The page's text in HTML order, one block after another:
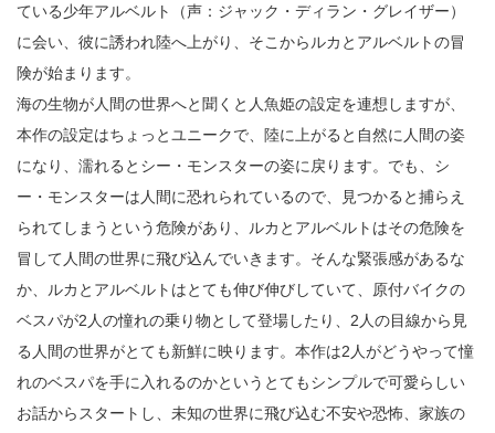
ている少年アルベルト（声：ジャック・ディラン・グレイザー）
に会い、彼に誘われ陸へ上がり、そこからルカとアルベルトの冒
険が始まります。
海の生物が人間の世界へと聞くと人魚姫の設定を連想しますが、
本作の設定はちょっとユニークで、陸に上がると自然に人間の姿
になり、濡れるとシー・モンスターの姿に戻ります。でも、シ
ー・モンスターは人間に恐れられているので、見つかると捕らえ
られてしまうという危険があり、ルカとアルベルトはその危険を
冒して人間の世界に飛び込んでいきます。そんな緊張感があるな
か、ルカとアルベルトはとても伸び伸びしていて、原付バイクの
ベスパが2人の憧れの乗り物として登場したり、2人の目線から見
る人間の世界がとても新鮮に映ります。本作は2人がどうやって憧
れのベスパを手に入れるのかというとてもシンプルで可愛らしい
お話からスタートし、未知の世界に飛び込む不安や恐怖、家族の